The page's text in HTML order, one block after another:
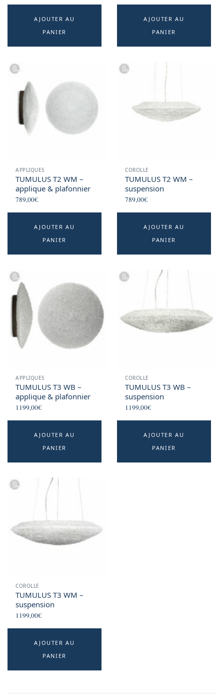
AJOUTER AU
PANIER
AJOUTER AU
PANIER
APPLIQUES
TUMULUS T2 WM –
applique & plafonnier
789,00€
AJOUTER AU
PANIER
COROLLE
TUMULUS T2 WM –
suspension
789,00€
AJOUTER AU
PANIER
APPLIQUES
TUMULUS T3 WB –
applique & plafonnier
1199,00€
AJOUTER AU
PANIER
COROLLE
TUMULUS T3 WB –
suspension
1199,00€
AJOUTER AU
PANIER
COROLLE
TUMULUS T3 WM –
suspension
1199,00€
AJOUTER AU
PANIER